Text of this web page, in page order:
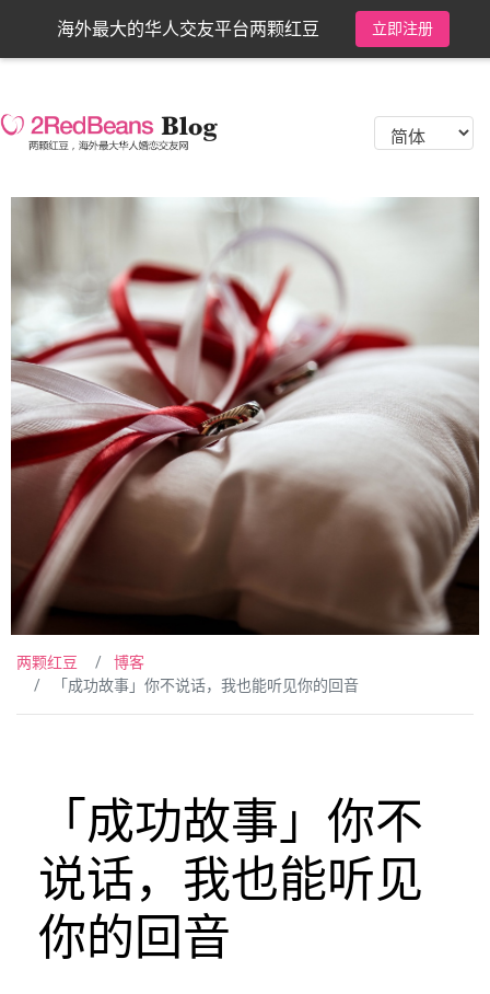
海外最大的华人交友平台两颗红豆 立即注册
两颗红豆
博客
「成功故事」你不说话，我也能听见你的回音
「成功故事」你不
说话，我也能听见
你的回音